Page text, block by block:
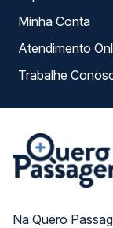
Na Quero
Minha Conta
Trabalhe